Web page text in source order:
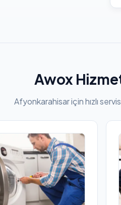
Awox
Afyonkarahisar için hızlı